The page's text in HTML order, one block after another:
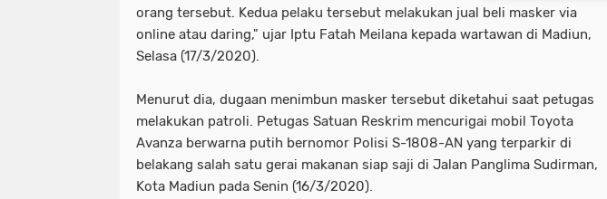
orang tersebut. Kedua pelaku tersebut melakukan jual beli masker via
online atau daring," ujar Iptu Fatah Meilana kepada wartawan di Madiun,
Selasa (17/3/2020).
Menurut dia, dugaan menimbun masker tersebut diketahui saat petugas
melakukan patroli. Petugas Satuan Reskrim mencurigai mobil Toyota
Avanza berwarna putih bernomor Polisi S-1808-AN yang terparkir di
belakang salah satu gerai makanan siap saji di Jalan Panglima Sudirman,
Kota Madiun pada Senin (16/3/2020).